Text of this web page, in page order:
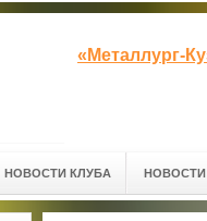
«Металлург-
НОВОСТИ КЛУБА